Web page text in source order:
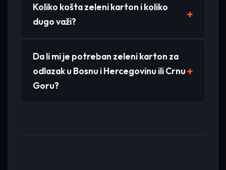
Koliko košta zeleni karton i koliko
dugo važi?
Da li mi je potreban zeleni karton za
odlazak u Bosnu i Hercegovinu ili Crnu
Goru?